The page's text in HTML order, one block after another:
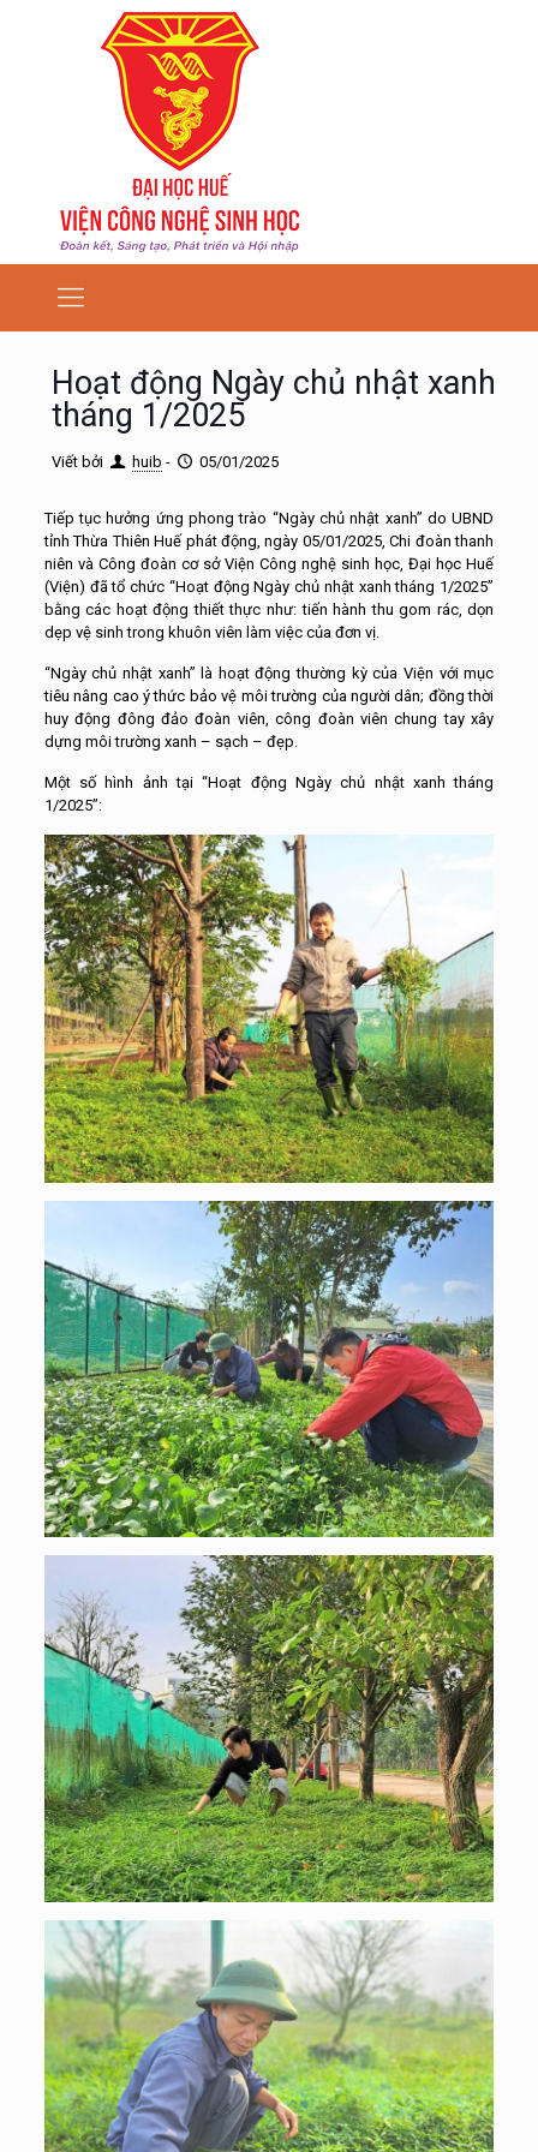
Hoạt động Ngày chủ nhật xanh
tháng 1/2025
Viết bởi huib - 05/01/2025
Tiếp tục hưởng ứng phong trào “Ngày chủ nhật xanh” do UBND
tỉnh Thừa Thiên Huế phát động, ngày 05/01/2025, Chi đoàn thanh
niên và Công đoàn cơ sở Viện Công nghệ sinh học, Đại học Huế
(Viện) đã tổ chức “Hoạt động Ngày chủ nhật xanh tháng 1/2025”
bằng các hoạt động thiết thực như: tiến hành thu gom rác, dọn
dẹp vệ sinh trong khuôn viên làm việc của đơn vị.
“Ngày chủ nhật xanh” là hoạt động thường kỳ của Viện với mục
tiêu nâng cao ý thức bảo vệ môi trường của người dân; đồng thời
huy động đông đảo đoàn viên, công đoàn viên chung tay xây
dựng môi trường xanh – sạch – đẹp.
Một số hình ảnh tại “Hoạt động Ngày chủ nhật xanh tháng
1/2025”: